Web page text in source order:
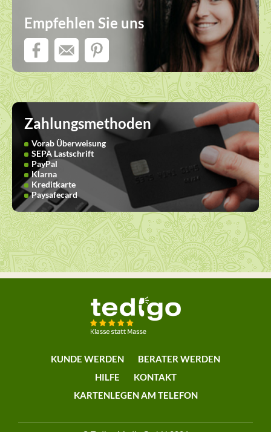
Empfehlen Sie uns
Zahlungsmethoden
Vorab Überweisung
SEPA Lastschrift
PayPal
Klarna
Kreditkarte
Paysafecard
KUNDE WERDEN
BERATER WERDEN
HILFE
KONTAKT
KARTENLEGEN AM TELEFON